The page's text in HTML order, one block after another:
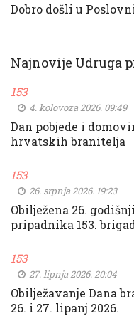
Dobro došli u
Najnovije Udruga
153
4. kolovoza 2026. 09:49
Dan pobjede i
hrvatskih branitelja
153
26. srpnja 2026. 19:23
Obilježena 26.
pripadnika 153.
153
27. lipnja 2026. 20:04
Obilježavanje Dana
26. i 27. lipanj 2026.